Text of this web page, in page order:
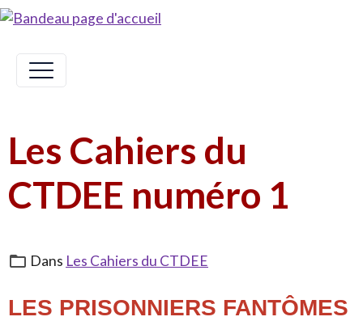
Les Cahiers du
CTDEE numéro 1
Dans Les Cahiers du CTDEE
LES PRISONNIERS FANTÔMES